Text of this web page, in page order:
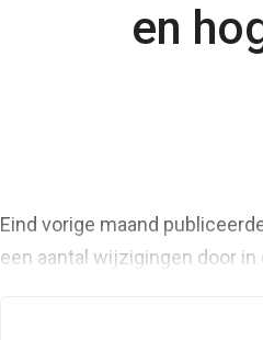
en
Eind vorige maand
een aantal wijzigingen door